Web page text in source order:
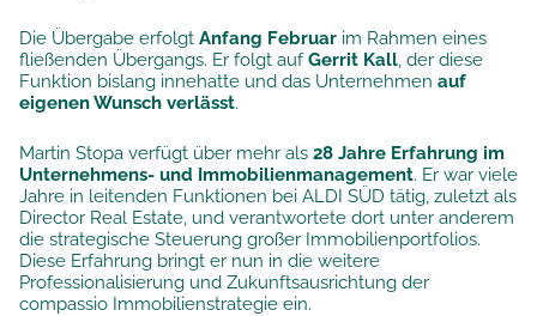
Die Übergabe erfolgt Anfang Februar im Rahmen eines
fließenden Übergangs. Er folgt aufGerrit Kall, der diese
Funktion bislang innehatte und das Unternehmen auf
eigenen Wunsch verlässt.
Martin Stopa verfügt über mehr als 28 Jahre Erfahrung im
Unternehmens- und Immobilienmanagement. Er war viele
Jahre in leitenden Funktionen bei ALDI SÜD tätig, zuletzt als
Director Real Estate, und verantwortete dort unter anderem
die strategische Steuerung großer Immobilienportfolios.
Diese Erfahrung bringt er nun in die weitere
Professionalisierung und Zukunftsausrichtung der
compassio Immobilienstrategie ein.